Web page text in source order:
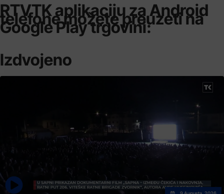
RTVTK aplikaciju za Android
telefone možete preuzeti na
Google Play trgovini:
Izdvojeno